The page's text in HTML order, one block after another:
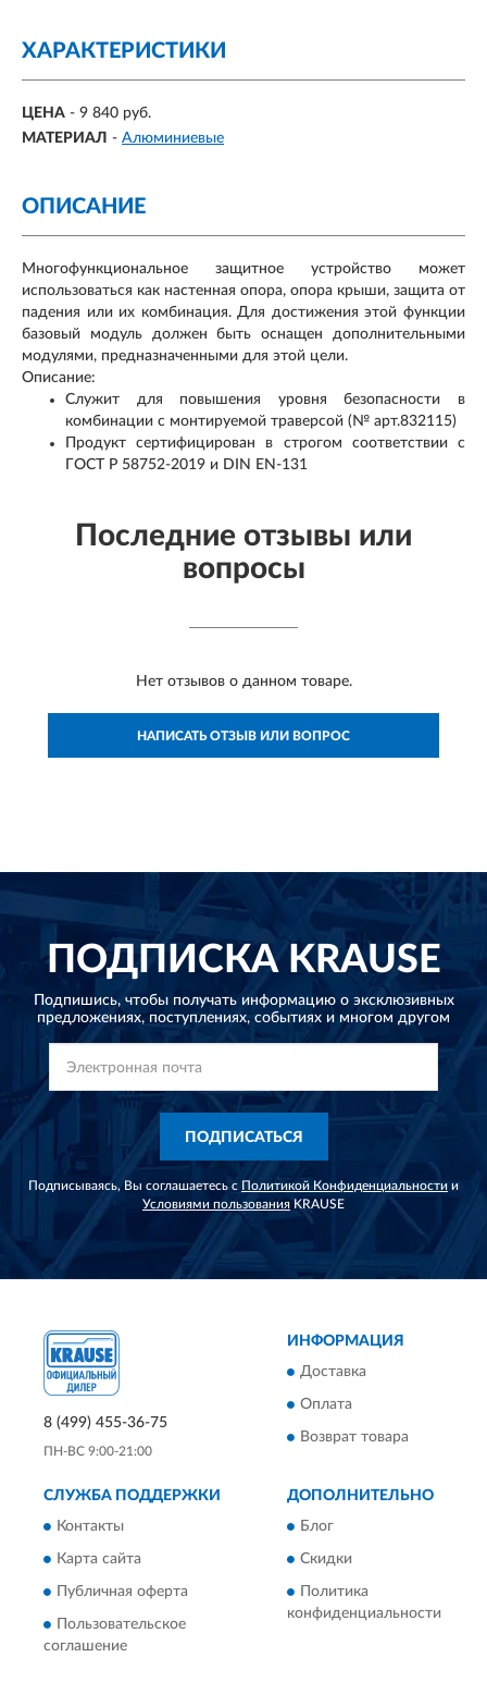
ХАРАКТЕРИСТИКИ
ЦЕНА - 9 840 руб.
МАТЕРИАЛ - Алюминиевые
ОПИСАНИЕ
Многофункциональное защитное устройство может
использоваться как настенная опора, опора крыши, защита от
падения или их комбинация. Для достижения этой функции
базовый модуль должен быть оснащен дополнительными
модулями, предназначенными для этой цели.
Описание:
Служит для повышения уровня безопасности в
комбинации с монтируемой траверсой (№ арт.832115)
Продукт сертифицирован в строгом соответствии с
ГОСТ Р 58752-2019 и DIN EN-131
Последние отзывы или
вопросы
Нет отзывов о данном товаре.
НАПИСАТЬ ОТЗЫВ ИЛИ ВОПРОС
ПОДПИСКАKRAUSE
Подпишись, чтобы получать информацию о эксклюзивных
предложениях, поступлениях, событиях и многом другом
ПОДПИСАТЬСЯ
Подписываясь, Вы соглашаетесь с Политикой Конфиденциальности и
Условиями пользованияKRAUSE
8 (499) 455-36-75
ПН-ВС 9:00-21:00
ИНФОРМАЦИЯ
Доставка
Оплата
Возврат товара
СЛУЖБА ПОДДЕРЖКИ
Контакты
Карта сайта
Публичная оферта
Пользовательское
соглашение
ДОПОЛНИТЕЛЬНО
Блог
Скидки
Политика
конфиденциальности